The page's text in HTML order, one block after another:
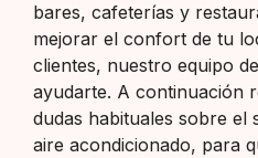
bares, cafeterías y
mejorar el confort de tu
clientes, nuestro equipo
ayudarte. A continuación
dudas habituales sobre el
aire acondicionado, para